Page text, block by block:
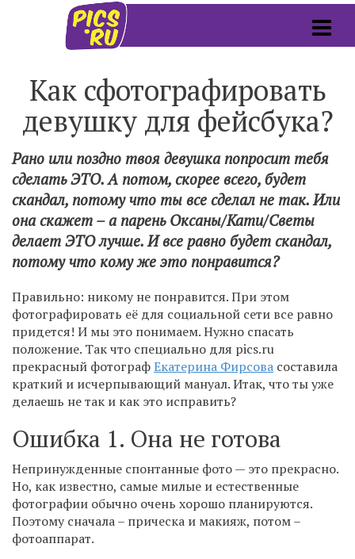
Как сфотографировать
девушку для фейсбука?
Рано или поздно твоя девушка попросит тебя
сделать ЭТО. А потом, скорее всего, будет
скандал, потому что ты все сделал не так. Или
она скажет – а парень Оксаны/Кати/Светы
делает ЭТО лучше. И все равно будет скандал,
потому что кому же это понравится?
Правильно: никому не понравится. При этом
фотографировать её для социальной сети все равно
придется! И мы это понимаем. Нужно спасать
положение. Так что специально для pics.ru
прекрасный фотографЕкатерина Фирсова составила
краткий и исчерпывающий мануал. Итак, что ты уже
делаешь не так и как это исправить?
Ошибка 1. Она не готова
Непринужденные спонтанные фото — это прекрасно.
Но, как известно, самые милые и естественные
фотографии обычно очень хорошо планируются.
Поэтому сначала – прическа и макияж, потом –
фотоаппарат.